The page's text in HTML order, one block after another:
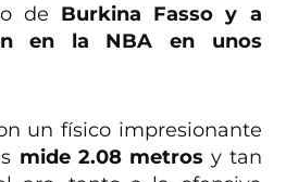
de Burkina Fasso y a
en la NBA en unos
un físico impresionante
mide 2.08 metros y tan